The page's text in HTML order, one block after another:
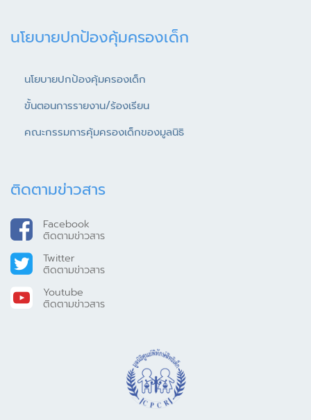
นโยบายปกป้องคุ้มครองเด็ก
นโยบายปกป้องคุ้มครองเด็ก
ขั้นตอนการรายงาน/ร้องเรียน
คณะกรรมการคุ้มครองเด็กของมูลนิธิ
ติดตามข่าวสาร
Facebook
ติดตามข่าวสาร
Twitter
ติดตามข่าวสาร
Youtube
ติดตามข่าวสาร